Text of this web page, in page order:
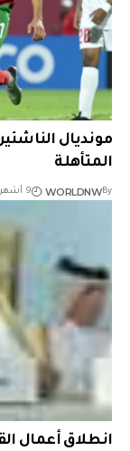
مونديال
المتأهلة
By
WORLDNW 9 أشهر ago
انطلاق أعمال